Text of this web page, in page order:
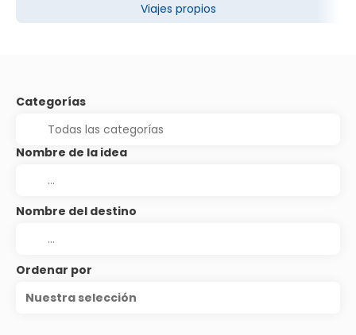
Viajes propios
Categorías
Nombre de la idea
Nombre del destino
Ordenar por
Nuestra selección